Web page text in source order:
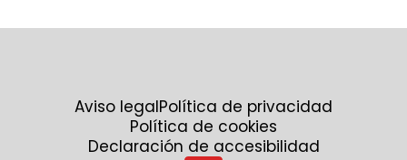
Aviso legalPolítica de privacidad
Política de cookies
Declaración de accesibilidad